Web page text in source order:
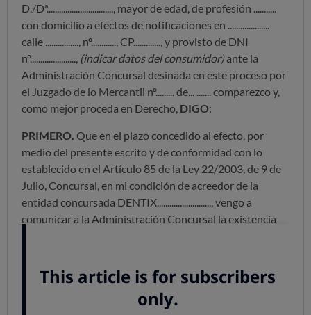
D./Dª................................, mayor de edad, de profesión ...........
con domicilio a efectos de notificaciones en ....................
calle ................, nº............, CP............., y provisto de DNI
nº......................,
(indicar datos del consumidor)ante la
Administración Concursal desinada en este proceso por
el Juzgado de lo Mercantil nº......... de... ....... comparezco y,
como mejor proceda en Derecho, DIGO:
PRIMERO. Que en el plazo concedido al efecto, por
medio del presente escrito y de conformidad con lo
establecido en el Artículo 85 de la Ley 22/2003, de 9 de
Julio, Concursal, en mi condición de acreedor de la
entidad concursada DENTIX.........................., vengo a
comunicar a la Administración Concursal la existencia
85.3 de la Ley, son:
I.- Concepto: Financiación de tratamiento odontológico